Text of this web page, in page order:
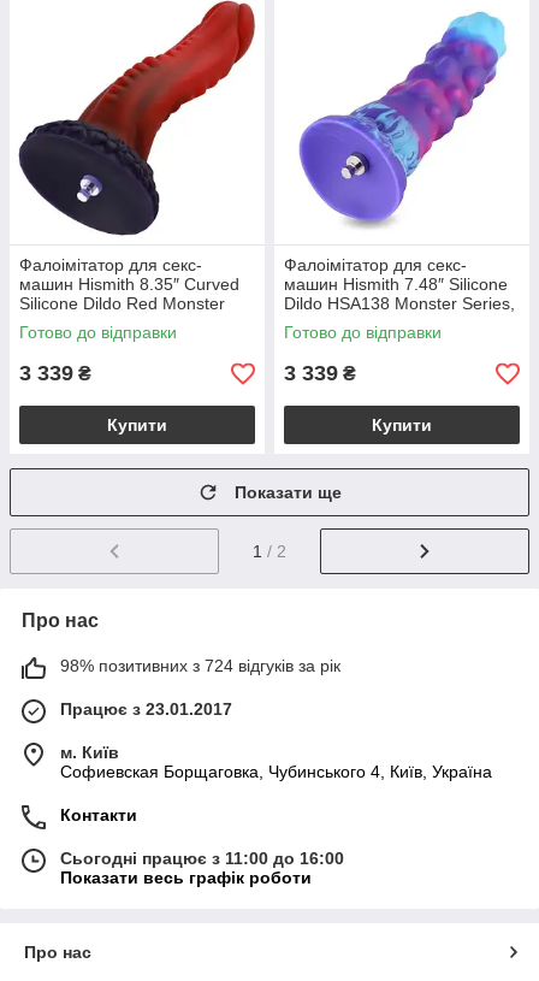
Фалоімітатор для секс-
машин Hismith 8.35″ Curved
Silicone Dildo Red Monster
Series, система KlicLok
Готово до відправки
3 339 ₴
Купити
Фалоімітатор для секс-
машин Hismith 7.48″ Silicone
Dildo HSA138 Monster Series,
система KlicLok
Готово до відправки
3 339 ₴
Купити
Показати ще
1 / 2
Про нас
98% позитивних з 724 відгуків за рік
Працює з 23.01.2017
м. Київ
Софиевская Борщаговка, Чубинського 4, Київ, Україна
Контакти
Сьогодні працює з 11:00 до 16:00
Показати весь графік роботи
Про нас